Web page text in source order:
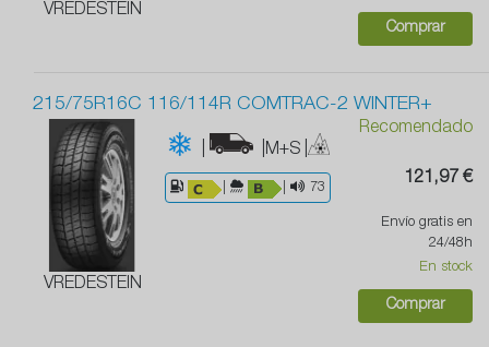
VREDESTEIN
Comprar
215/75R16C 116/114R COMTRAC-2 WINTER+
VREDESTEIN
| |M+S |
73
Recomendado
121,97 €
Envío gratis en
24/48h
En stock
Comprar